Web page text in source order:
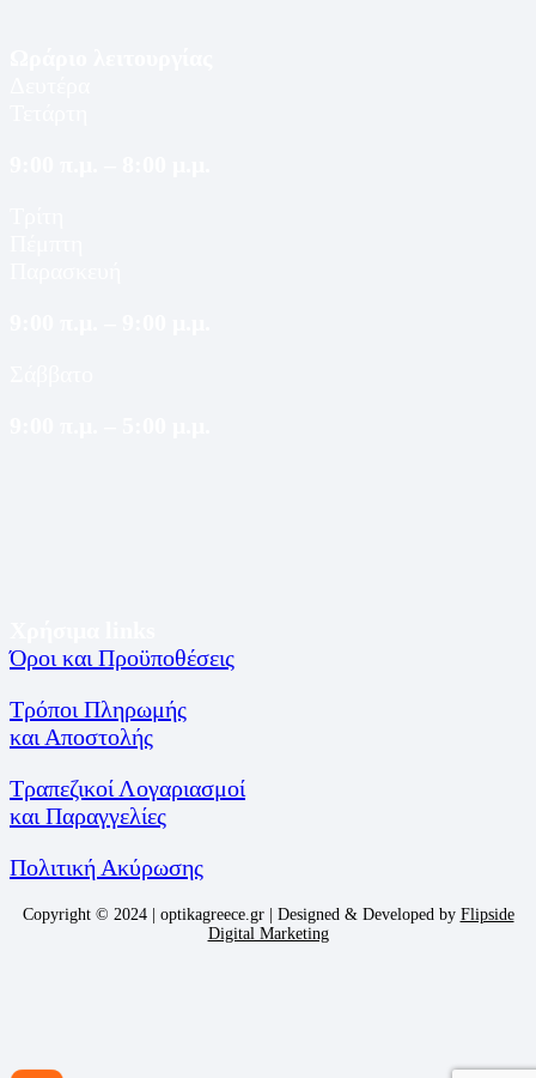
Όροι και Προϋποθέσεις
Τρόποι Πληρωμής
και Αποστολής
Τραπεζικοί Λογαριασμοί
και Παραγγελίες
Πολιτική Ακύρωσης
Copyright © 2024 | optikagreece.gr | Designed & Developed by Flipside
Digital Marketing